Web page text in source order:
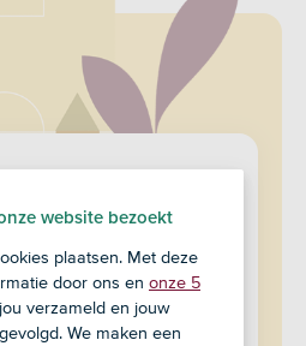
Mixfonds
07-08-2026 € 50,84
website bezoekt
plaatsen. Met deze
door ons en onze 5
verzameld en jouw
We maken een